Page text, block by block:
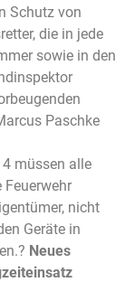
Schutz von
die in jede
sowie in den
Paschke
müssen alle
nicht
Geräte in
Neues